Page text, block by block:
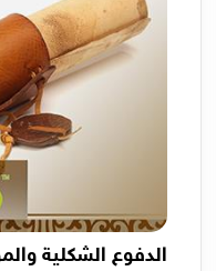
الدفوع الشكلية